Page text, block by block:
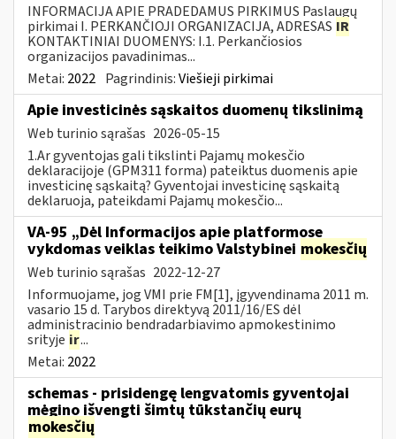
INFORMACIJA APIE PRADEDAMUS PIRKIMUS Paslaugų
pirkimai I. PERKANČIOJI ORGANIZACIJA, ADRESAS IR
KONTAKTINIAI DUOMENYS: I.1. Perkančiosios
organizacijos pavadinimas...
Metai: 2022 Pagrindinis:Viešieji pirkimai
Apie investicinės sąskaitos duomenų tikslinimą
Web turinio sąrašas 2026-05-15
1.Ar gyventojas gali tikslinti Pajamų mokesčio
deklaracijoje (GPM311 forma) pateiktus duomenis apie
investicinę sąskaitą? Gyventojai investicinę sąskaitą
deklaruoja, pateikdami Pajamų mokesčio...
VA-95 „Dėl Informacijos apie platformose
vykdomas veiklas teikimo Valstybinei mokesčių
Web turinio sąrašas 2022-12-27
Informuojame, jog VMI prie FM[1], įgyvendinama 2011 m.
vasario 15 d. Tarybos direktyvą 2011/16/ES dėl
administracinio bendradarbiavimo apmokestinimo
srityje ir...
Metai: 2022
schemas - prisidengę lengvatomis gyventojai
mėgino išvengti šimtų tūkstančių eurų
mokesčių